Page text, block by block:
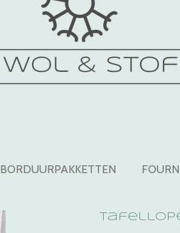
BORDUURPAKKETTEN